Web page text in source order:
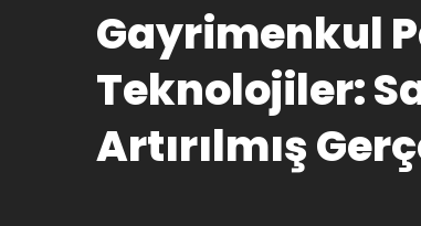
Gayrimenkul
Teknolojiler:
Artırılmış